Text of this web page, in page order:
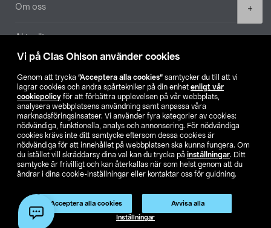
Vi på Clas Ohlson använder cookies
Genom att trycka ”Acceptera alla cookies” samtycker du till att vi
lagrar cookies och andra spårtekniker på din enhet enligt vår
cookiepolicy för att förbättra upplevelsen på vår webbplats,
analysera webbplatsens användning samt anpassa våra
marknadsföringsinsatser. Vi använder fyra kategorier av cookies:
nödvändiga, funktionella, analys och annonsering. För nödvändiga
cookies krävs inte ditt samtycke eftersom dessa cookies är
nödvändiga för att innehållet på webbplatsen ska kunna fungera. Om
du istället vill skräddarsy dina val kan du trycka på inställningar. Ditt
samtycke är frivilligt och kan återkallas när som helst genom att du
ändrar i dina cookie-inställningar eller kontaktar oss för guidning.
Acceptera alla cookies Avvisa alla
Inställningar
+
Om oss
Aktuellt
Hitta butik
SE NO FI
Köpvillkor Privacy statement Klubbvillkor
För företag
Ändra till priser exklusive moms